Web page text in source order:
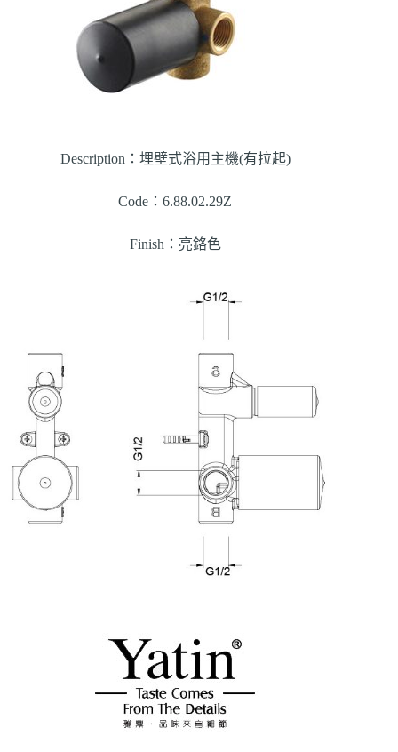
Description：埋壁式浴用主機(有拉起)
Code：6.88.02.29Z
Finish：亮鉻色